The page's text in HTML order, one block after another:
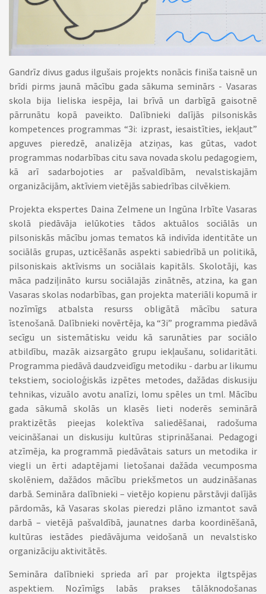
Gandrīz divus gadus ilgušais projekts nonācis finiša taisnē un
brīdi pirms jaunā mācību gada sākuma seminārs - Vasaras
skola bija lieliska iespēja, lai brīvā un darbīgā gaisotnē
pārrunātu kopā paveikto. Dalībnieki dalījās pilsoniskās
kompetences programmas “3i: izprast, iesaistīties, iekļaut”
apguves pieredzē, analizēja atziņas, kas gūtas, vadot
programmas nodarbības citu sava novada skolu pedagogiem,
kā arī sadarbojoties ar pašvaldībām, nevalstiskajām
organizācijām, aktīviem vietējās sabiedrības cilvēkiem.
Projekta ekspertes Daina Zelmene un Ingūna Irbīte Vasaras
skolā piedāvāja ielūkoties tādos aktuālos sociālās un
pilsoniskās mācību jomas tematos kā indivīda identitāte un
sociālās grupas, uzticēšanās aspekti sabiedrībā un politikā,
pilsoniskais aktīvisms un sociālais kapitāls. Skolotāji, kas
māca padziļināto kursu sociālajās zinātnēs, atzina, ka gan
Vasaras skolas nodarbības, gan projekta materiāli kopumā ir
nozīmīgs atbalsta resurss obligātā mācību satura
īstenošanā. Dalībnieki novērtēja, ka “3i” programma piedāvā
secīgu un sistemātisku veidu kā sarunāties par sociālo
atbildību, mazāk aizsargāto grupu iekļaušanu, solidaritāti.
Programma piedāvā daudzveidīgu metodiku - darbu ar likumu
tekstiem, socioloģiskās izpētes metodes, dažādas diskusiju
tehnikas, vizuālo avotu analīzi, lomu spēles un tml. Mācību
gada sākumā skolās un klasēs lieti noderēs seminārā
praktizētās pieejas kolektīva saliedēšanai, radošuma
veicināšanai un diskusiju kultūras stiprināšanai. Pedagogi
atzīmēja, ka programmā piedāvātais saturs un metodika ir
viegli un ērti adaptējami lietošanai dažāda vecumposma
skolēniem, dažādos mācību priekšmetos un audzināšanas
darbā. Semināra dalībnieki – vietējo kopienu pārstāvji dalījās
pārdomās, kā Vasaras skolas pieredzi plāno izmantot savā
darbā – vietējā pašvaldībā, jaunatnes darba koordinēšanā,
kultūras iestādes piedāvājuma veidošanā un nevalstisko
organizāciju aktivitātēs.
Semināra dalībnieki sprieda arī par projekta ilgtspējas
aspektiem. Nozīmīgs labās prakses tālāknodošanas